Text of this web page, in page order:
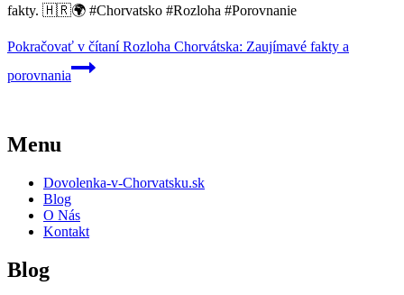
fakty. 🇭🇷🌍 #Chorvatsko #Rozloha #Porovnanie
Pokračovať v čítaníRozloha Chorvátska: Zaujímavé fakty a
porovnania
Menu
Dovolenka-v-Chorvatsku.sk
Blog
O Nás
Kontakt
Blog